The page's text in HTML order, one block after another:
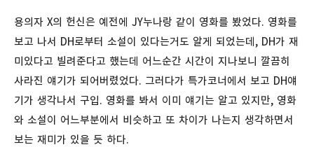
용의자 X의 헌신은 예전에 JY누나랑 같이 영화를 봤었다. 영화를
보고 나서 DH로부터 소설이 있다는거도 알게 되었는데, DH가 재
미있다고 빌려준다고 했는데 어느순간 시간이 지나보니 깔끔히
사라진 얘기가 되어버렸었다. 그러다가 특가코너에서 보고 DH얘
기가 생각나서 구입. 영화를 봐서 이미 얘기는 알고 있지만, 영화
와 소설이 어느부분에서 비슷하고 또 차이가 나는지 생각하면서
보는 재미가 있을 듯 하다.